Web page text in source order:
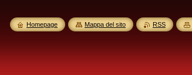
Homepage Mappa del sito RSS